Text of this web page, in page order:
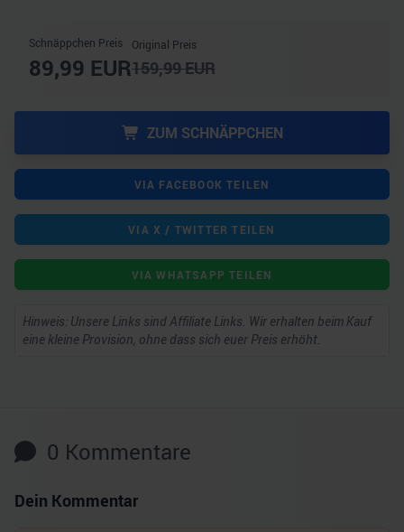
Schnäppchen Preis
89,99 EUR
Original Preis
159,99EUR
ZUM SCHNÄPPCHEN
VIA FACEBOOK TEILEN
VIA X / TWITTER TEILEN
VIA WHATSAPP TEILEN
Hinweis: Unsere Links sind Affiliate Links. Wir erhalten beim Kauf
eine kleine Provision, ohne dass sich euer Preis erhöht.
0 Kommentare
Dein Kommentar